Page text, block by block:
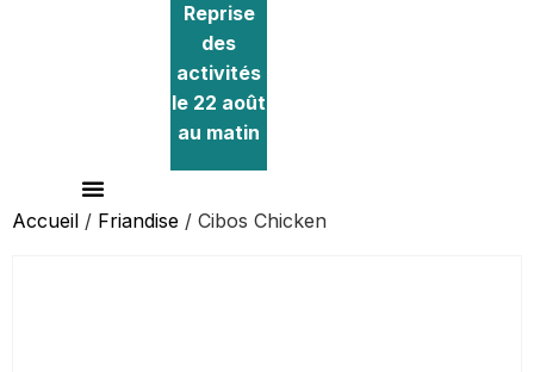
Reprise
des
activités
le 22 août
au matin
Accueil / Friandise / Cibos Chicken